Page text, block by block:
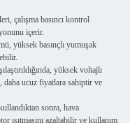
çalışma basıncı kontrol
içerir.
yüksek basınçlı yumuşak
yüksek voltajlı
daha ucuz fiyatlara sahiptir ve
sonra, hava
ısıtmasını azaltabilir ve kullanım